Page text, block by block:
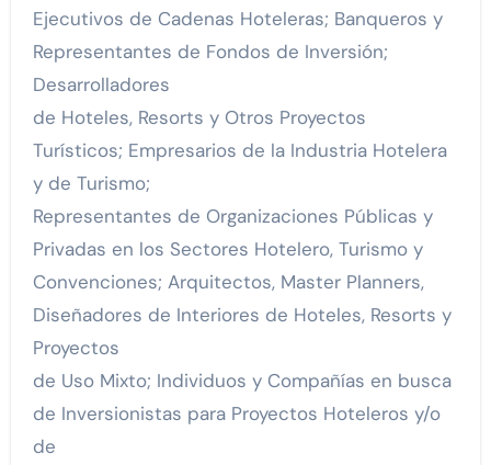
Ejecutivos de Cadenas Hoteleras; Banqueros y
Representantes de Fondos de Inversión;
Desarrolladores
de Hoteles, Resorts y Otros Proyectos
Turísticos; Empresarios de la Industria Hotelera
y de Turismo;
Representantes de Organizaciones Públicas y
Privadas en los Sectores Hotelero, Turismo y
Convenciones; Arquitectos, Master Planners,
Diseñadores de Interiores de Hoteles, Resorts y
Proyectos
de Uso Mixto; Individuos y Compañías en busca
de Inversionistas para Proyectos Hoteleros y/o
de